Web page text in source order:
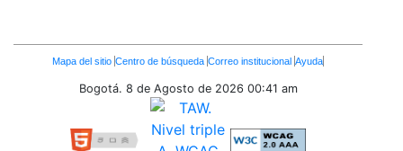
Enlaces
Inferiores
Mapa del sitio Centro de búsqueda Correo institucional Ayuda
Bogotá. 8 de Agosto de 2026 00:41 am